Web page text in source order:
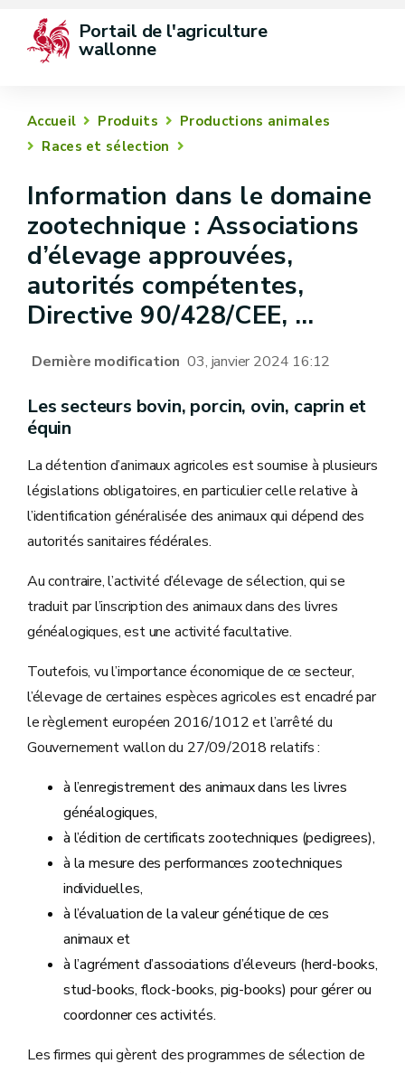
Portail de l'agriculture
wallonne
Accueil Produits
Productions animales
Races et sélection
Information dans le domaine
zootechnique : Associations
d’élevage approuvées,
autorités compétentes,
Directive 90/428/CEE, …
Dernière modification 03, janvier 2024 16:12
Les secteurs bovin, porcin, ovin, caprin et
équin
La détention d’animaux agricoles est soumise à plusieurs
législations obligatoires, en particulier celle relative à
l’identification généralisée des animaux qui dépend des
autorités sanitaires fédérales.
Au contraire, l’activité d’élevage de sélection, qui se
traduit par l’inscription des animaux dans des livres
généalogiques, est une activité facultative.
Toutefois, vu l’importance économique de ce secteur,
l’élevage de certaines espèces agricoles est encadré par
le règlement européen 2016/1012 et l’arrêté du
Gouvernement wallon du 27/09/2018 relatifs :
à l’enregistrement des animaux dans les livres
généalogiques,
à l’édition de certificats zootechniques (pedigrees),
à la mesure des performances zootechniques
individuelles,
à l’évaluation de la valeur génétique de ces
animaux et
à l’agrément d’associations d’éleveurs (herd-books,
stud-books, flock-books, pig-books) pour gérer ou
coordonner ces activités.
Les firmes qui gèrent des programmes de sélection de